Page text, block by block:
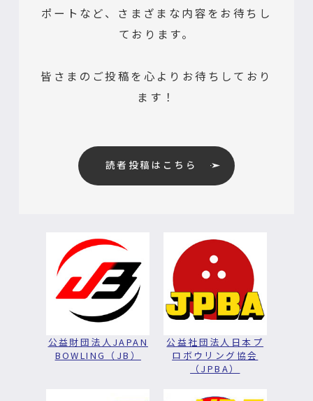
ポートなど、さまざまな内容をお待ちし
ております。
皆さまのご投稿を心よりお待ちしており
ます！
読者投稿はこちら
公益財団法人JAPAN
BOWLING（JB）
公益社団法人日本プ
ロボウリング協会
（JPBA）